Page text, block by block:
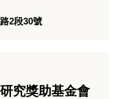
2段30號
究獎助基金會